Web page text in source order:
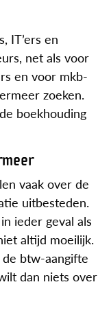
IT’ers en
net als voor
en voor mkb-
zoeken.
boekhouding
vaak over de
uitbesteden.
ieder geval als
altijd moeilijk.
btw-aangifte
dan niets over